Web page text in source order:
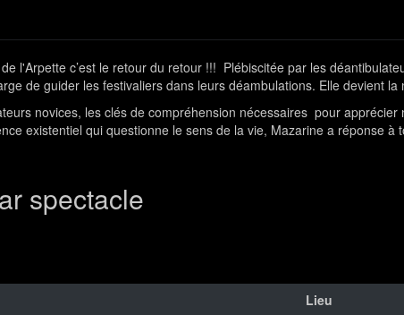
l'Arpette c’est le retour du retour !!! Plébiscitée par les
de guider les festivaliers dans leurs déambulations. Elle devient la
novices, les clés de compréhension nécessaires pour apprécier
existentiel qui questionne le sens de la vie, Mazarine a réponse à
spectacle
Lieu